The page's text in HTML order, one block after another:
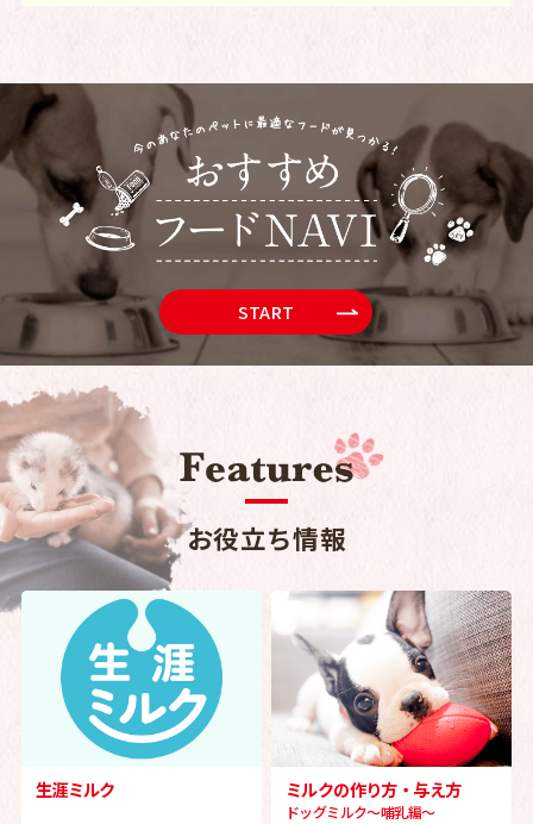
START
お役立ち情報
生涯ミルク ミルクの作り方・与え方
ドッグミルク～哺乳編～